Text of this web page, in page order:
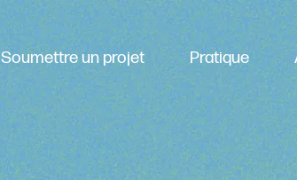
Soumettre un projet Pratique